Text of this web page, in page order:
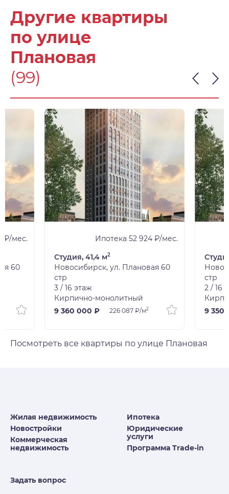
Другие квартиры
по улице
Плановая
(99)
₽/мес.
60
Ипотека 52 924 ₽/мес.
Студия, 41,4 м2
Новосибирск, ул. Плановая 60
стр
3 / 16 этаж
Кирпично-монолитный
9 360 000 ₽
226 087 ₽/м2
стр
2 / 16
9 350
Посмотреть все квартиры по улице Плановая
Жилая недвижимость
Новостройки
Коммерческая
недвижимость
Ипотека
Юридические
услуги
Программа Trade-in
Задать вопрос